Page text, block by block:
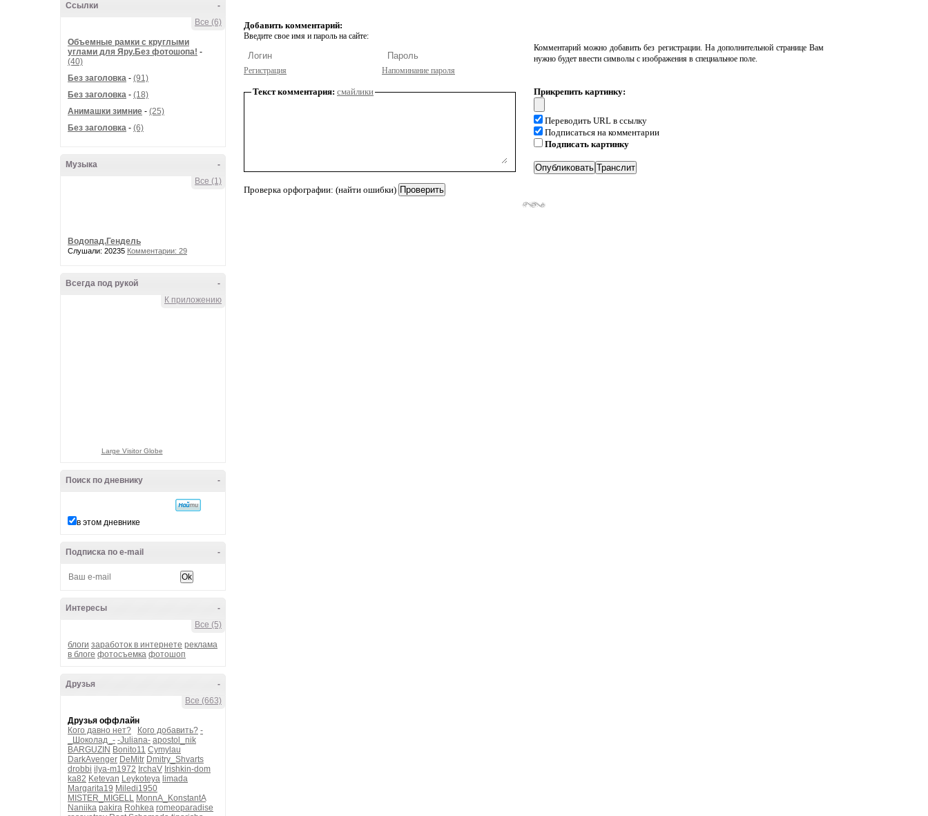
-
Ссылки
Все (6)
Объемные рамки с круглыми
углами для Яру.Без фотошопа! -
(40)
Без заголовка - (91)
Без заголовка - (18)
Анимашки зимние - (25)
Без заголовка - (6)
-
Музыка
Все (1)
Водопад.Гендель
Слушали: 20235 Комментарии: 29
-
Всегда под рукой
К приложению
Large Visitor Globe
-
Поиск по дневнику
в этом дневнике
-
Подписка по e-mail
-
Интересы
Все (5)
блоги заработок в интернете реклама
в блоге фотосъемка фотошоп
-
Друзья
Все (663)
Друзья оффлайн
Кого давно нет?
Кого добавить? -
_Шоколад_- -Juliana- apostol_nik
BARGUZIN Bonito11 Cymylau
DarkAvenger DeMitr Dmitry_Shvarts
drobbi ilya-m1972 IrchaV Irishkin-dom
ka82 Ketevan Leykoteya limada
Margarita19 Miledi1950
MISTER_MIGELL MonnA_KonstantA
Naniika pakira Rohkea romeoparadise
Добавить комментарий:
Введите свое имя и пароль на сайте:
Регистрация Напоминание пароля
Комментарий можно добавить без регистрации. На дополнительной странице Вам
нужно будет ввести символы с изображения в специальное поле.
Текст комментария: смайлики
Проверка орфографии: (найти ошибки)
Прикрепить картинку:
Переводить URL в ссылку
Подписаться на комментарии
Подписать картинку